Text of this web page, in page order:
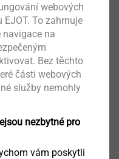
webových
EJOT. To zahrnuje
na
Bez těchto
části webových
služby nemohly
nezbytné pro
vám poskytli